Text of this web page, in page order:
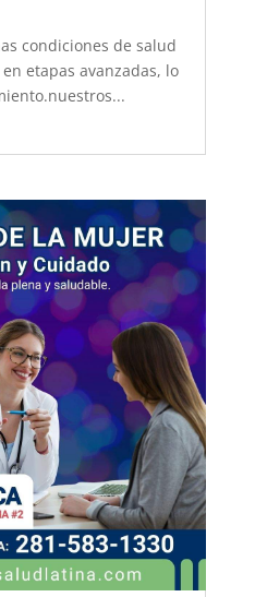
condiciones de salud
etapas avanzadas, lo